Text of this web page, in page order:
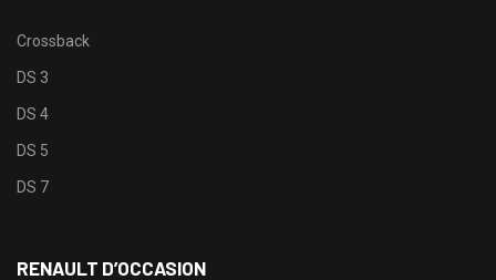
Crossback
DS 3
DS 4
DS 5
DS 7
RENAULT D’OCCASION